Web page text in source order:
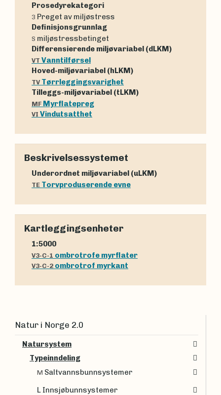
Prosedyrekategori
3 Preget av miljøstress
Definisjonsgrunnlag
S miljøstressbetinget
Differensierende miljøvariabel (dLKM)
VT Vanntilførsel
Hoved-miljøvariabel (hLKM)
TV Tørrleggingsvarighet
Tilleggs-miljøvariabel (tLKM)
MF Myrflatepreg
VI Vindutsatthet
Beskrivelsessystemet
Underordnet miljøvariabel (uLKM)
TE Torvproduserende evne
Kartleggingsenheter
1:5000
V3-C-1 ombrotrofe myrflater
V3-C-2 ombrotrof myrkant
Natur i Norge 2.0
Natursystem
Typeinndeling
M Saltvannsbunnsystemer
L Innsjøbunnsystemer